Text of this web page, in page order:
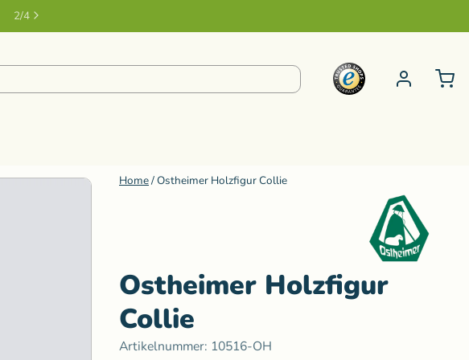
2/4
Musik & Klänge
Nanchen Natur
Steiner Kuscheltiere
Sternengasse
Home/Ostheimer Holzfigur Collie
Ostheimer Holzfigur
Collie
Artikelnummer: 10516-OH